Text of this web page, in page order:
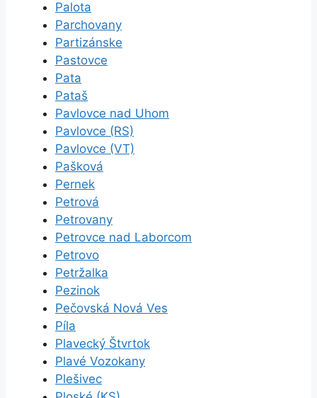
Palota
Parchovany
Partizánske
Pastovce
Pata
Pataš
Pavlovce nad Uhom
Pavlovce (RS)
Pavlovce (VT)
Pašková
Pernek
Petrová
Petrovany
Petrovce nad Laborcom
Petrovo
Petržalka
Pezinok
Pečovská Nová Ves
Píla
Plavecký Štvrtok
Plavé Vozokany
Plešivec